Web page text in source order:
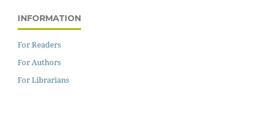
INFORMATION
For Readers
For Authors
For Librarians